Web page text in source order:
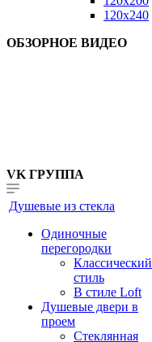
120x240
ОБЗОРНОЕ ВИДЕО
VK ГРУППА
Душевые из стекла
Одиночные
перегородки
Классический
стиль
В стиле Loft
Душевые двери в
проем
Стеклянная